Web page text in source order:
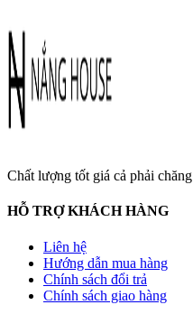
Chất lượng tốt giá cả phải chăng
HỖ TRỢ KHÁCH HÀNG
Liên hệ
Hướng dẫn mua hàng
Chính sách đổi trả
Chính sách giao hàng